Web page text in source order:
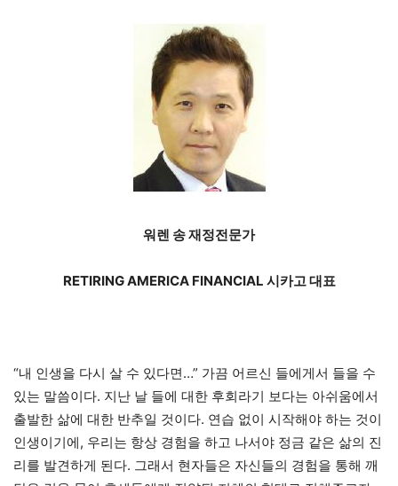
워렌 송 재정전문가
RETIRING AMERICA FINANCIAL 시카고 대표
“내 인생을 다시 살 수 있다면…” 가끔 어르신 들에게서 들을 수
있는 말씀이다. 지난 날 들에 대한 후회라기 보다는 아쉬움에서
출발한 삶에 대한 반추일 것이다. 연습 없이 시작해야 하는 것이
인생이기에, 우리는 항상 경험을 하고 나서야 정금 같은 삶의 진
리를 발견하게 된다. 그래서 현자들은 자신들의 경험을 통해 깨